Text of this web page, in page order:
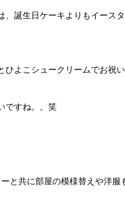
、誕生日ケーキよりもイース
ひよこシュークリームでお祝
ですね。。笑
と共に部屋の模様替えや洋服